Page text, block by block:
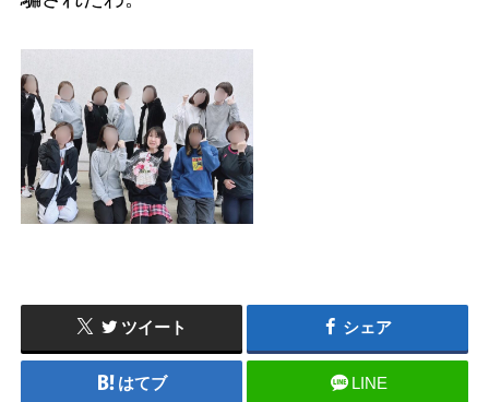
ツイート シェア
はてブ LINE